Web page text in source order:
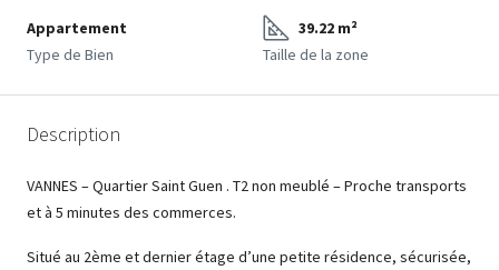
Appartement
Type de Bien
39.22 m²
Taille de la zone
Description
VANNES – Quartier Saint Guen . T2 non meublé – Proche transports
et à 5 minutes des commerces.
Situé au 2ème et dernier étage d’une petite résidence, sécurisée,